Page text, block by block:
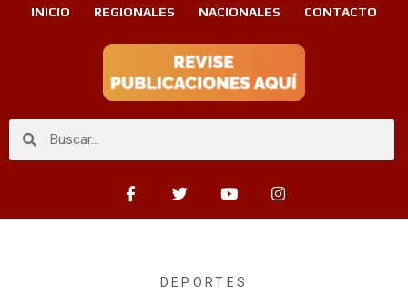
INICIO REGIONALES NACIONALES CONTACTO
DEPORTES